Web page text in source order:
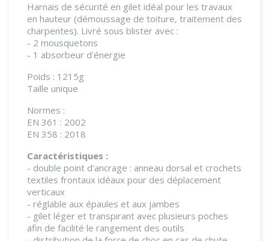
Harnais de sécurité en gilet idéal pour les travaux
en hauteur (démoussage de toiture, traitement des
charpentes). Livré sous blister avec :
- 2 mousquetons
- 1 absorbeur d'énergie
Poids : 1215g
Taille unique
Normes :
EN 361 : 2002
EN 358 : 2018
Caractéristiques :
- double point d'ancrage : anneau dorsal et crochets
textiles frontaux idéaux pour des déplacement
verticaux
- réglable aux épaules et aux jambes
- gilet léger et transpirant avec plusieurs poches
afin de facilité le rangement des outils